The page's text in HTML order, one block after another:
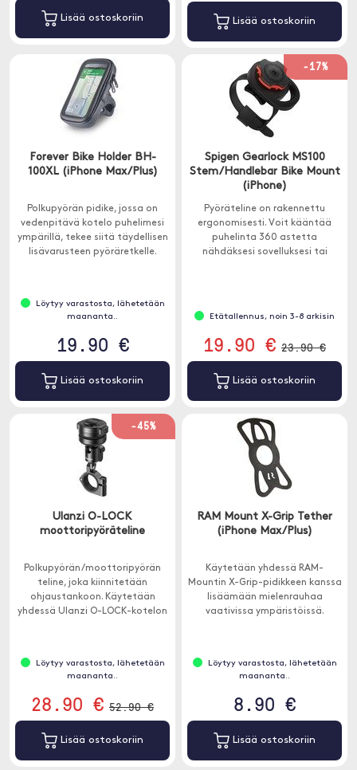
Lisää ostoskoriin Lisää ostoskoriin
Forever Bike Holder BH-
100XL (iPhone Max/Plus)
Polkupyörän pidike, jossa on
vedenpitävä kotelo puhelimesi
ympärillä, tekee siitä täydellisen
lisävarusteen pyöräretkelle.
Löytyy varastosta, lähetetään
maananta..
19.90 €
Lisää ostoskoriin
-17%
Spigen Gearlock MS100
Stem/Handlebar Bike Mount
(iPhone)
Pyöräteline on rakennettu
ergonomisesti. Voit kääntää
puhelinta 360 astetta
nähdäksesi sovelluksesi tai
Etätallennus, noin 3-8 arkisin
19.90 € 23.90 €
Lisää ostoskoriin
-45%
Ulanzi O-LOCK
moottoripyöräteline
Polkupyörän/moottoripyörän
teline, joka kiinnitetään
ohjaustankoon. Käytetään
yhdessä Ulanzi O-LOCK-kotelon
Löytyy varastosta, lähetetään
maananta..
28.90 € 52.90 €
Lisää ostoskoriin
RAM Mount X-Grip Tether
(iPhone Max/Plus)
Käytetään yhdessä RAM-
Mountin X-Grip-pidikkeen kanssa
lisäämään mielenrauhaa
vaativissa ympäristöissä.
Löytyy varastosta, lähetetään
maananta..
8.90 €
Lisää ostoskoriin